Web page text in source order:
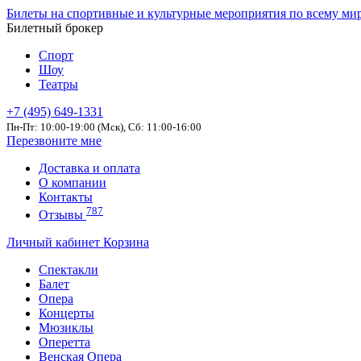
Билеты на спортивные и культурные мероприятия по всему
Билетный брокер
Спорт
Шоу
Театры
+7 (495) 649-1331
Пн-Пт: 10:00-19:00 (Мск), Сб: 11:00-16:00
Перезвоните мне
Доставка и оплата
О компании
Контакты
Отзывы 787
Личный кабинет Корзина
Спектакли
Балет
Опера
Концерты
Мюзиклы
Оперетта
Венская Опера